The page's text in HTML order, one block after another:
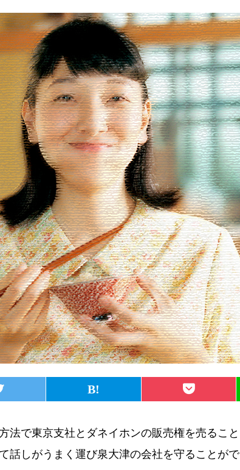
法で東京支社とダネイホンの販売権を売るこ
話しがうまく運び泉大津の会社を守ることがで